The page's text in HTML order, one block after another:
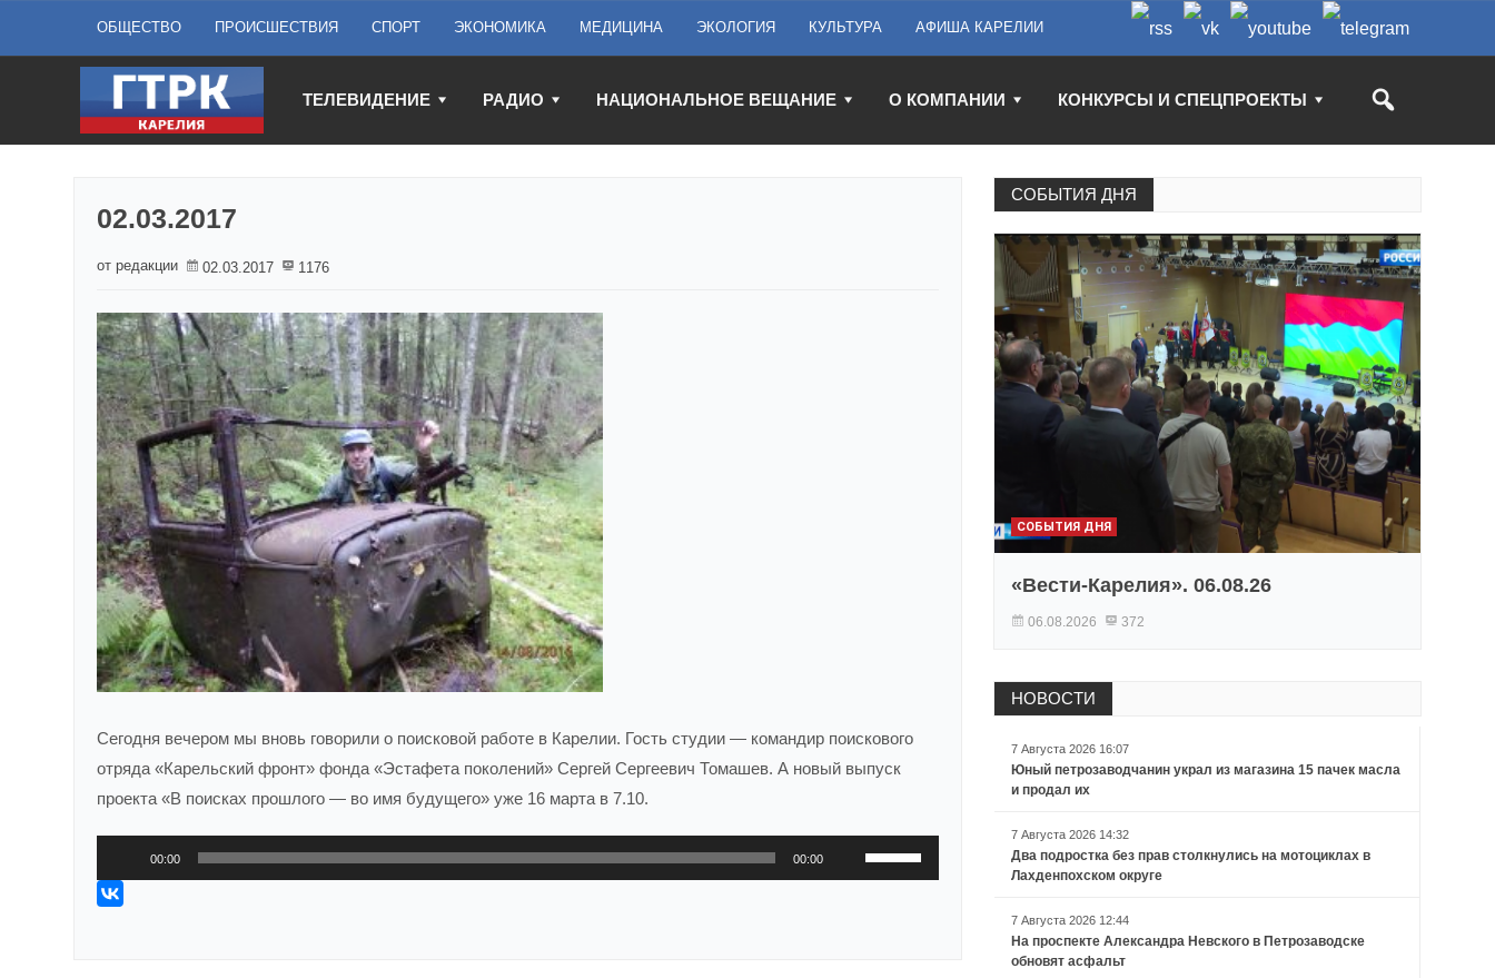
ОБЩЕСТВО ПРОИСШЕСТВИЯ СПОРТ ЭКОНОМИКА МЕДИЦИНА ЭКОЛОГИЯ КУЛЬТУРА АФИША КАРЕЛИИ
ТЕЛЕВИДЕНИЕ РАДИО НАЦИОНАЛЬНОЕ ВЕЩАНИЕ О КОМПАНИИ КОНКУРСЫ И СПЕЦПРОЕКТЫ
02.03.2017
от редакции 02.03.2017 1176
Сегодня вечером мы вновь говорили о поисковой работе в Карелии. Гость студии — командир поискового
отряда «Карельский фронт» фонда «Эстафета поколений» Сергей Сергеевич Томашев. А новый выпуск
проекта «В поисках прошлого — во имя будущего» уже 16 марта в 7.10.
00:00 00:00
Используйте
клавиши
СОБЫТИЯ ДНЯ
СОБЫТИЯ ДНЯ
«Вести-Карелия». 06.08.26
06.08.2026 372
НОВОСТИ
7 Августа 2026 16:07
Юный петрозаводчанин украл из магазина 15 пачек масла
и продал их
7 Августа 2026 14:32
Два подростка без прав столкнулись на мотоциклах в
Лахденпохском округе
7 Августа 2026 12:44
На проспекте Александра Невского в Петрозаводске
обновят асфальт